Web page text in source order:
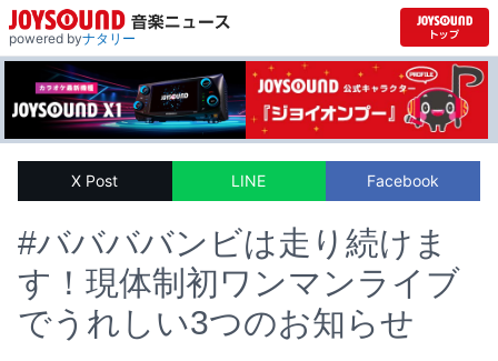
powered byナタリー
X Post LINE Facebook
#ババババンビは走り続けま
す！現体制初ワンマンライブ
でうれしい3つのお知らせ